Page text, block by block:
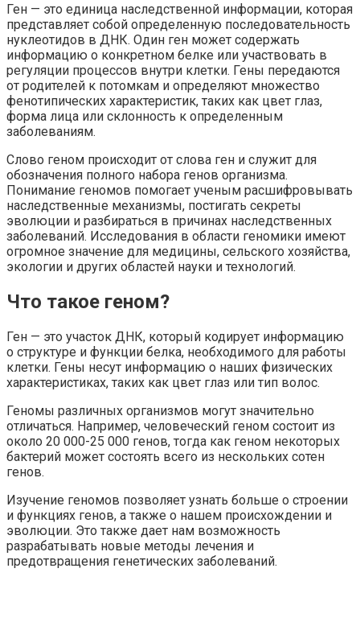
Ген — это единица наследственной информации, которая
представляет собой определенную последовательность
нуклеотидов в ДНК. Один ген может содержать
информацию о конкретном белке или участвовать в
регуляции процессов внутри клетки. Гены передаются
от родителей к потомкам и определяют множество
фенотипических характеристик, таких как цвет глаз,
форма лица или склонность к определенным
заболеваниям.
Слово геном происходит от слова ген и служит для
обозначения полного набора генов организма.
Понимание геномов помогает ученым расшифровывать
наследственные механизмы, постигать секреты
эволюции и разбираться в причинах наследственных
заболеваний. Исследования в области геномики имеют
огромное значение для медицины, сельского хозяйства,
экологии и других областей науки и технологий.
Что такое геном?
Ген — это участок ДНК, который кодирует информацию
о структуре и функции белка, необходимого для работы
клетки. Гены несут информацию о наших физических
характеристиках, таких как цвет глаз или тип волос.
Геномы различных организмов могут значительно
отличаться. Например, человеческий геном состоит из
около 20 000-25 000 генов, тогда как геном некоторых
бактерий может состоять всего из нескольких сотен
генов.
Изучение геномов позволяет узнать больше о строении
и функциях генов, а также о нашем происхождении и
эволюции. Это также дает нам возможность
разрабатывать новые методы лечения и
предотвращения генетических заболеваний.